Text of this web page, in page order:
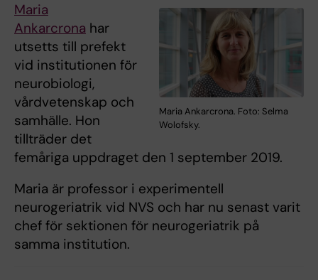
Maria Ankarcrona. Foto: Selma
Wolofsky.
Maria
Ankarcrona har
utsetts till prefekt
vid institutionen för
neurobiologi,
vårdvetenskap och
samhälle. Hon
tillträder det
femåriga uppdraget den 1 september 2019.
Maria är professor i experimentell
neurogeriatrik vid NVS och har nu senast varit
chef för sektionen för neurogeriatrik på
samma institution.